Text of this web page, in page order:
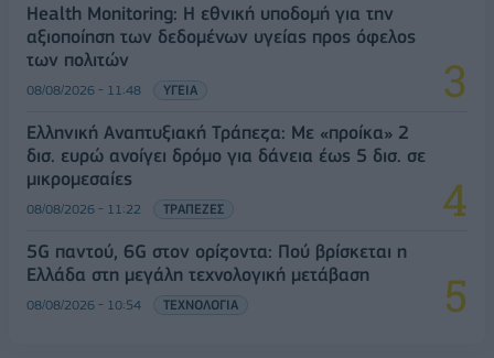
Health Monitoring: Η εθνική υποδομή για την
αξιοποίηση των δεδομένων υγείας προς όφελος
των πολιτών
08/08/2026 - 11:48 ΥΓΕΙΑ
Ελληνική Αναπτυξιακή Τράπεζα: Με «προίκα» 2
δισ. ευρώ ανοίγει δρόμο για δάνεια έως 5 δισ. σε
μικρομεσαίες
08/08/2026 - 11:22 ΤΡΑΠΕΖΕΣ
5G παντού, 6G στον ορίζοντα: Πού βρίσκεται η
Ελλάδα στη μεγάλη τεχνολογική μετάβαση
08/08/2026 - 10:54 ΤΕΧΝΟΛΟΓΙΑ